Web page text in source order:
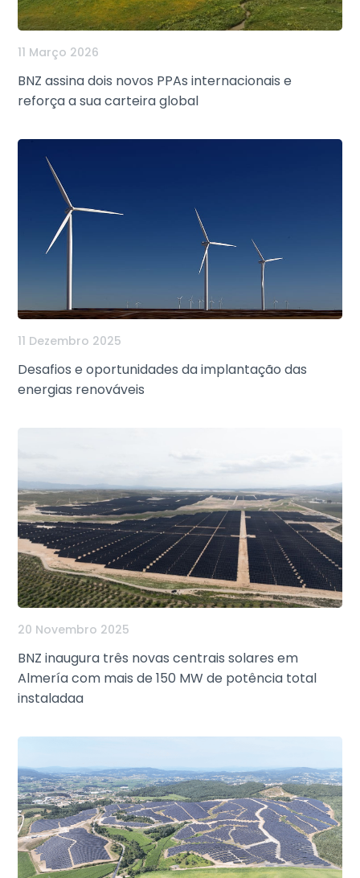
11 Março 2026
BNZ assina dois novos PPAs internacionais e
reforça a sua carteira global
11 Dezembro 2025
Desafios e oportunidades da implantação das
energias renováveis
20 Novembro 2025
BNZ inaugura três novas centrais solares em
Almería com mais de 150 MW de potência total
instaladaa